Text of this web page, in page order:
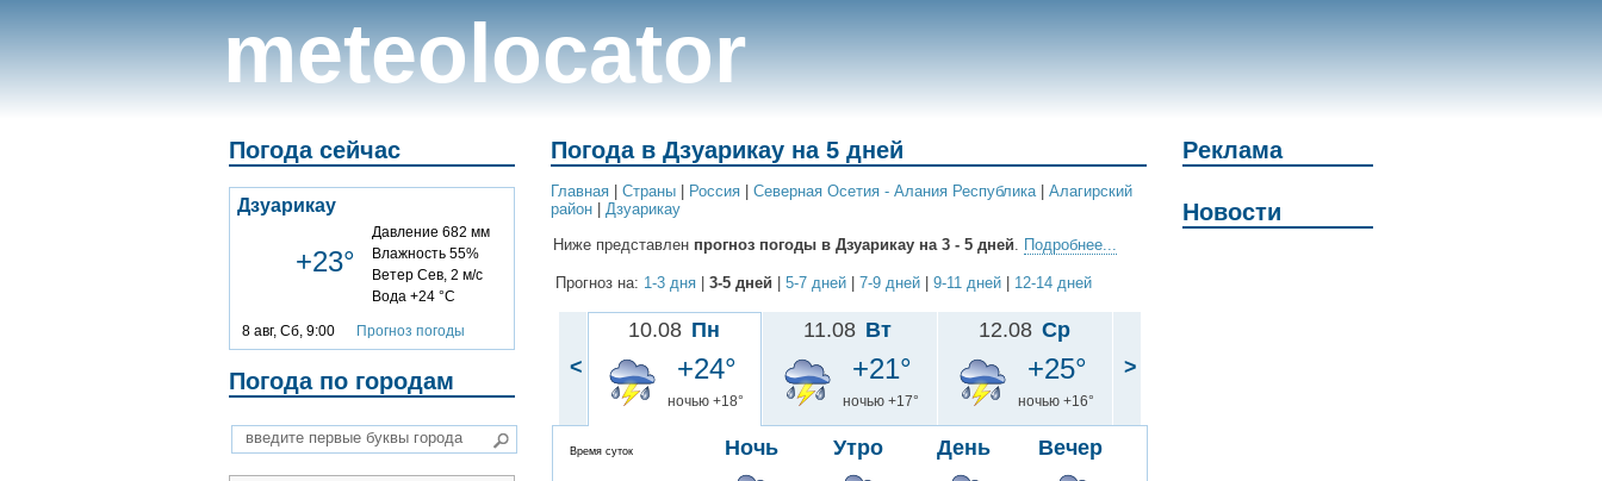
meteolocator
Погода сейчас
Дзуарикау
+23°
Давление 682 мм
Влажность 55%
Ветер Сев, 2 м/с
Вода +24 °C
8 авг, Сб, 9:00 Прогноз погоды
Погода по городам
Погода в Дзуарикау на 5 дней
Главная Cтраны Россия Северная Осетия - Алания Республика| Алагирский
район
Дзуарикау
Ниже представлен прогноз погоды в Дзуарикау на 3 - 5 дней. Подробнее...
Прогноз на: 1-3 дня 3-5 дней 5-7 дней 7-9 дней 9-11 дней 12-14 дней
<
10.08 Пн
+24°
ночью +18°
Время суток Ночь Утро День Вечер
11.08 Вт
+21°
ночью +17°
12.08 Ср
+25°
ночью +16°
>
Реклама
Новости